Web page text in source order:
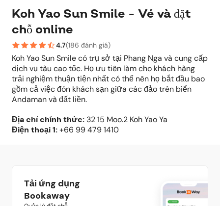
Koh Yao Sun Smile - Vé và đặt
chỗ online
4.7(186 đánh giá)
Koh Yao Sun Smile có trụ sở tại Phang Nga và cung cấp
dịch vụ tàu cao tốc. Họ ưu tiên làm cho khách hàng
trải nghiệm thuận tiện nhất có thể nên họ bắt đầu bao
gồm cả việc đón khách sạn giữa các đảo trên biển
Andaman và đất liền.
Địa chỉ chính thức: 32 15 Moo.2 Koh Yao Ya
Điện thoại1:+66 99 479 1410
Tải ứng dụng
Bookaway